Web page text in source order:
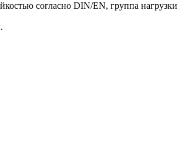
согласно DIN/EN, группа